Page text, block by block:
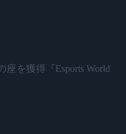
を獲得『Esports World